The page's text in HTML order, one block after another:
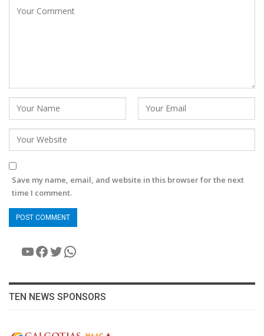
Save my name, email, and website in this browser for the next
time I comment.
YouTube
Facebook
Twitter
WhatsApp
TEN NEWS SPONSORS